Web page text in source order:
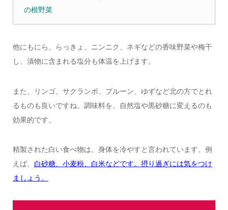
の根野菜
他にもにら、らっきょ、ニンニク、ネギなどの香味野菜や梅干
し、漬物に含まれる塩分も体温を上げます。
また、リンゴ、サクランボ、プルーン、ゆずなど北の方でとれ
るものも良いですね。調味料を、自然塩や黒砂糖に変えるのも
効果的です。
精製された白い食べ物は、身体を冷やすと言われています。例
えば、 白砂糖、小麦粉、白米などです。摂り過ぎには気をつけ
ましょう。